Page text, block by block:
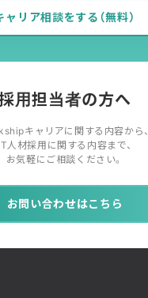
ャリア相談をする（無料）
用担当者の方へ
キャリアに関する内容から、
人材採用に関する内容まで、
お気軽にご相談ください。
お問い合わせはこちら